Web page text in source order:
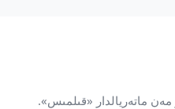
ماتەريالدار «قىلمىس».